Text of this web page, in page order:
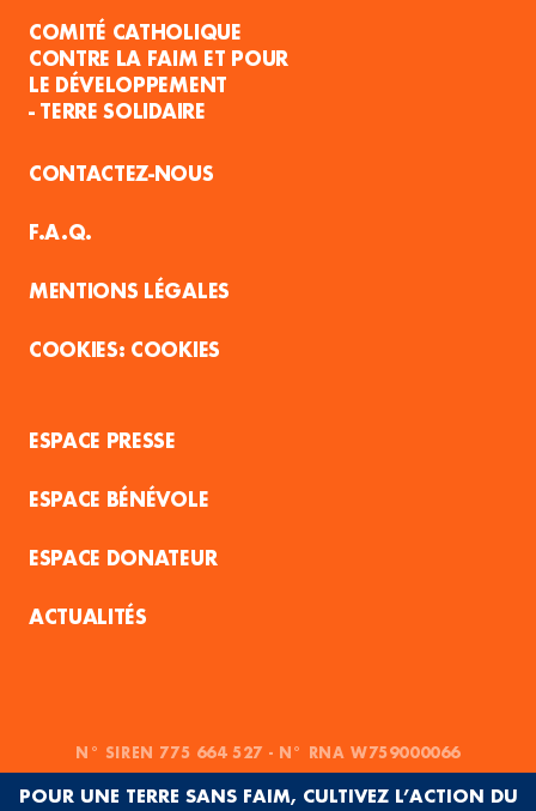
COMITÉ CATHOLIQUE
CONTRE LA FAIM ET POUR
LE DÉVELOPPEMENT
- TERRE SOLIDAIRE
CONTACTEZ-NOUS
F.A.Q.
MENTIONS LÉGALES
COOKIES
ESPACE PRESSE
ESPACE BÉNÉVOLE
ESPACE DONATEUR
ACTUALITÉS
N° SIREN 775 664 527 - N° RNA W759000066
POUR UNE TERRE SANS FAIM, CULTIVEZ L’ACTION DU